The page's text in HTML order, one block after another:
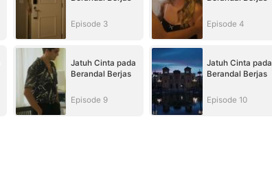
Episode 3 Episode 4
Jatuh Cinta pada
Berandal Berjas
Episode 9
Jatuh Cinta pada
Berandal Berjas
Episode 10